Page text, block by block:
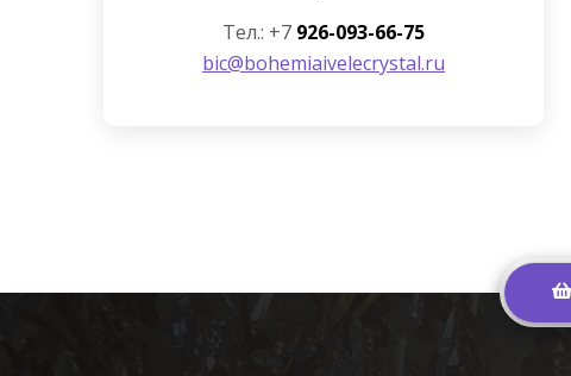
Тел.: +7 926-093-66-75
bic@bohemiaivelecrystal.ru